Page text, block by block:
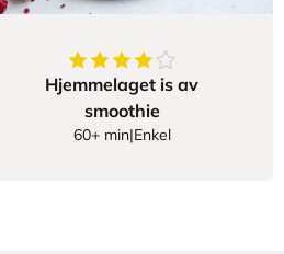
4av5stjerner
Hjemmelaget is av
smoothie
60+ min|Enkel